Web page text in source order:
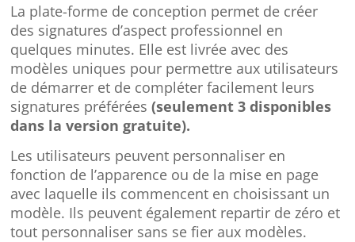
La plate-forme de conception permet de créer
des signatures d’aspect professionnel en
quelques minutes. Elle est livrée avec des
modèles uniques pour permettre aux utilisateurs
de démarrer et de compléter facilement leurs
signatures préférées(seulement 3 disponibles
dans la version gratuite).
Les utilisateurs peuvent personnaliser en
fonction de l’apparence ou de la mise en page
avec laquelle ils commencent en choisissant un
modèle. Ils peuvent également repartir de zéro et
tout personnaliser sans se fier aux modèles.